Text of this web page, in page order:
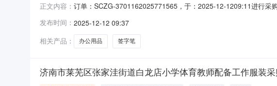
正文内容： 订单：SCZG-3701162025771565，于：2025-12-1209:11进行采
壹佰贰拾陆元整四、主要标的信息序号商品品目商品名称品牌型号
发布时间： 2025-12-12 09:37
相关产品：
办公用品 签字笔
济南市莱芜区张家洼街道白龙店小学体育教师配备工作服装